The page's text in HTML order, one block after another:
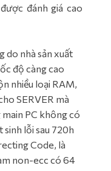
đánh giá cao
do nhà sản xuất
độ càng cao
nhiều loại RAM,
SERVER mà
PC không có
lỗi sau 720h
Code, là
non-ecc có 64